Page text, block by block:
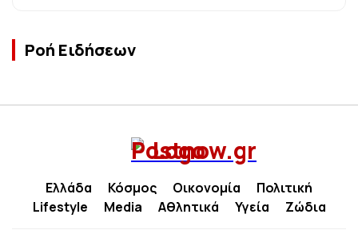
Ροή Ειδήσεων
Ελλάδα Κόσμος Οικονομία
Πολιτική
Lifestyle
Media Αθλητικά Υγεία Ζώδια